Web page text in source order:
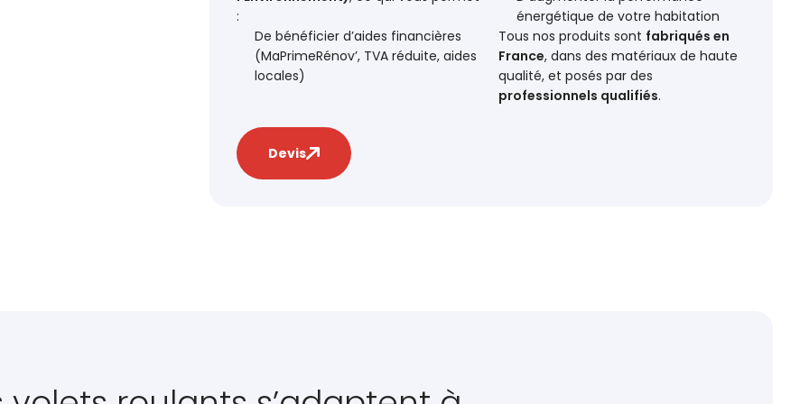
:
De bénéficier d’aides financières
(MaPrimeRénov’, TVA réduite, aides
locales)
énergétique de votre habitation
Tous nos produits sont fabriqués en
France, dans des matériaux de haute
qualité, et posés par des
professionnels qualifiés.
Devis